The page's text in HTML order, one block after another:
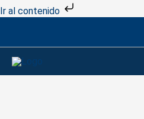
Ir al contenido